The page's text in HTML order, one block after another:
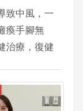
五峰鄉遠距
診斷出潛
可能會進一
科醫師適時
致中風，一
瘓手腳無
治療，復健
經復健功
靈活度逐漸